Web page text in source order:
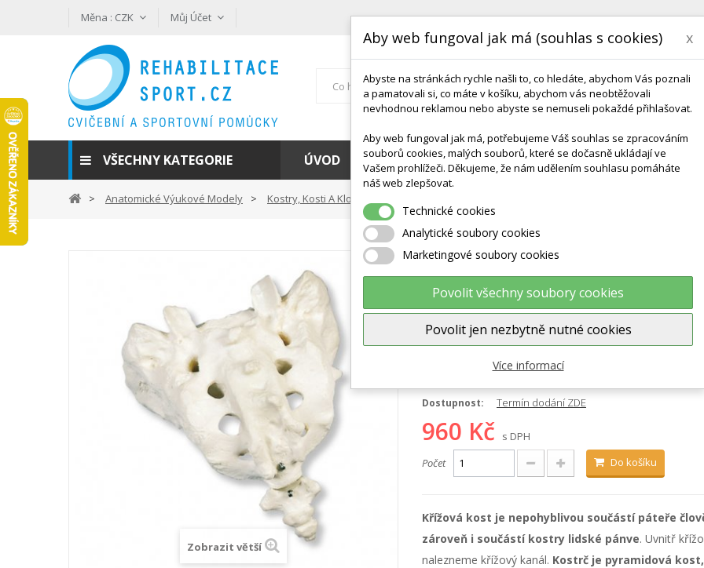
Měna : CZK Můj Účet
VŠECHNY KATEGORIE ÚVOD KONTAKT DODÁNÍ A TERMÍNY CZ & SK
Anatomické Výukové Modely Kostry, Kosti A Klouby
Zobrazit větší
Model lidské křížové kosti a
Výrobce:3B Scientific
Dostupnost: Termín dodání ZDE
960 Kč
s DPH
Počet
Do košíku
Křížová kost je nepohyblivou součástí páteře
zároveň i součástí kostry lidské pánve. Uvnitř
nalezneme křížový kanál. Kostrč je pyramidová
Aby web fungoval jak má (souhlas s cookies) x
Abyste na stránkách rychle našli to, co hledáte, abychom Vás poznali
a pamatovali si, co máte v košíku, abychom vás neobtěžovali
nevhodnou reklamou nebo abyste se nemuseli pokaždé přihlašovat.
Aby web fungoval jak má, potřebujeme Váš souhlas se zpracováním
souborů cookies, malých souborů, které se dočasně ukládají ve
Vašem prohlížeči. Děkujeme, že nám udělením souhlasu pomáháte
náš web zlepšovat.
Technické cookies
Analytické soubory cookies
Marketingové soubory cookies
Povolit všechny soubory cookies
Povolit jen nezbytně nutné cookies
Více informací